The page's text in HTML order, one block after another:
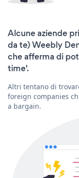
Alcune aziende
da te) Weebly
che afferma di
time'.
Altri tentano di
foreign companies
a bargain.